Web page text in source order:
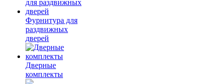
Фурнитура для
раздвижных
дверей
Дверные
комплекты